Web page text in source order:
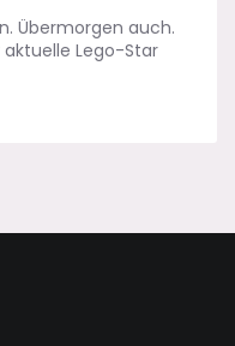
Übermorgen auch.
aktuelle Lego-Star